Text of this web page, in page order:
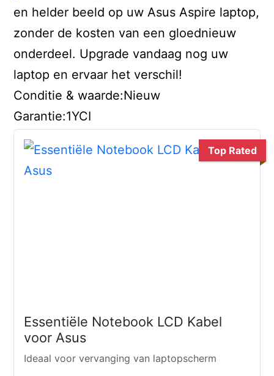
en helder beeld op uw Asus Aspire laptop,
zonder de kosten van een gloednieuw
onderdeel. Upgrade vandaag nog uw
laptop en ervaar het verschil!
Conditie & waarde:Nieuw
Garantie:1YCI
Top Rated
Essentiële Notebook LCD Kabel
voor Asus
Ideaal voor vervanging van laptopscherm